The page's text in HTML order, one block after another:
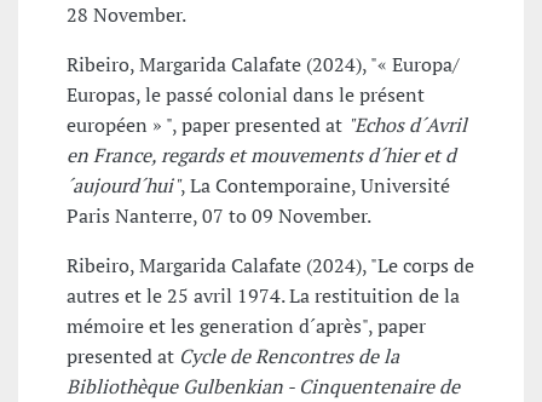
28 November.
Ribeiro, Margarida Calafate (2024), "« Europa/
Europas, le passé colonial dans le présent
européen » ", paper presented at "Echos d´Avril
en France, regards et mouvements d´hier et d
´aujourd´hui", La Contemporaine, Université
Paris Nanterre, 07 to 09 November.
Ribeiro, Margarida Calafate (2024), "Le corps de
autres et le 25 avril 1974. La restituition de la
mémoire et les generation d´après", paper
presented at Cycle de Rencontres de la
Bibliothèque Gulbenkian - Cinquentenaire de